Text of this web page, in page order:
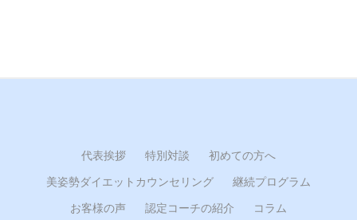
代表挨拶 特別対談 初めての方へ
美姿勢ダイエットカウンセリング 継続プログラム
お客様の声 認定コーチの紹介 コラム